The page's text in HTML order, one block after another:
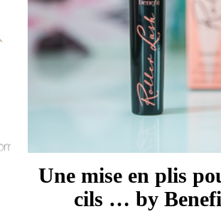
Une mise en plis
cils … by